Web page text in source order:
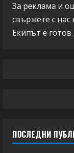
За реклама и
свържете с нас
Екипът е
ПОСЛЕДНИ